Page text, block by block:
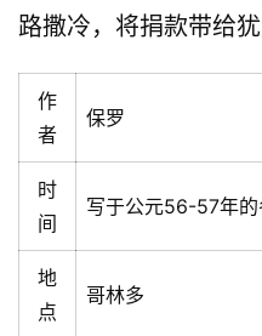
路撒冷，将捐款带给
作
者
保罗
时
间
写于公元56-57年的
地
点
哥林多